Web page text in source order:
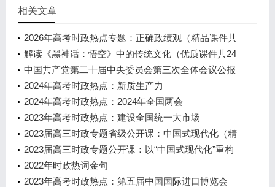
相关文章
2026年高考时政热点专题：正确政绩观（精品课件共
43页含2视频）
解读《黑神话：悟空》中的传统文化（优质课件共24
页含1视频）
中国共产党第二十届中央委员会第三次全体会议公报
（重点标注）
2024年高考时政热点：新质生产力
2024年高考时政热点：2024年全国两会
2023年高考时政热点：建设全国统一大市场
2023届高三时政专题省级公开课：中国式现代化（精
品课件共35页含学案1视频）
2023届高三时政专题公开课：以“中国式现代化”重构
中特体系（精品课件共28页含1视频）
2022年时政热词金句
2023年高考时政热点：第五届中国国际进口博览会